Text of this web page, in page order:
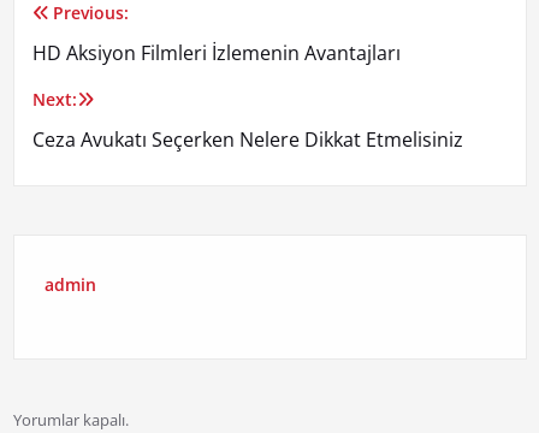
Yazı
gezinmesi
Previous:
HD Aksiyon Filmleri İzlemenin Avantajları
Next:
Ceza Avukatı Seçerken Nelere Dikkat Etmelisiniz
admin
Yorumlar kapalı.